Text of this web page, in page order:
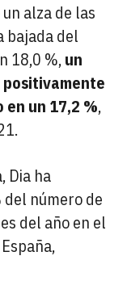
alza de las
bajada del
18,0 %,un
positivamente
un 17,2 %,
Dia ha
del número de
del año en el